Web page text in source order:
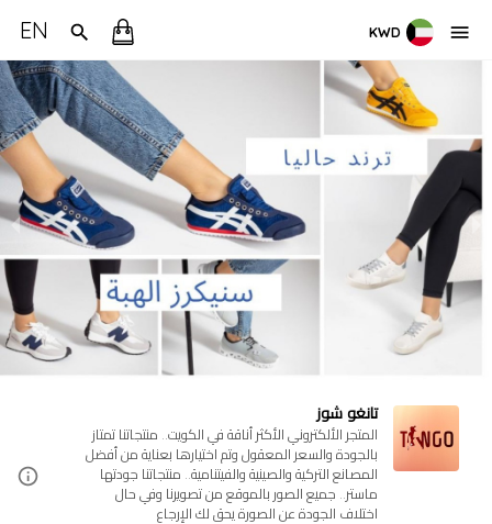
KWD
EN
تانغو شوز
المتجر الألكتروني الأكثر أناقة في الكويت.. منتجاتنا تمتاز
بالجودة والسعر المعقول وتم اختيارها بعناية من أفضل
المصانع التركية والصينية والفيتنامية.. منتجاتنا جودتها
ماستر.. جميع الصور بالموقع من تصويرنا وفي حال
اختلاف الجودة عن الصورة يحق لك الإرجاع